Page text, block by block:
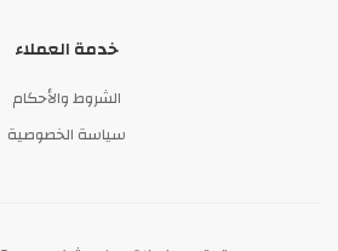
خدمة العملاء
الشروط والأحكام
سياسة الخصوصية